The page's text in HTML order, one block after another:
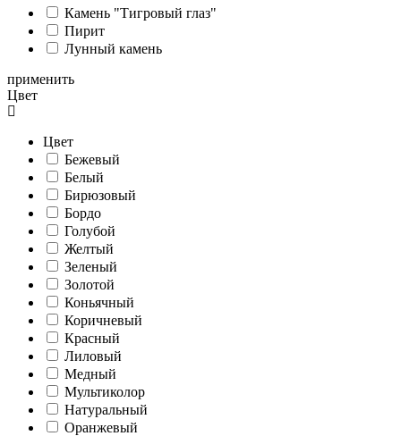
Камень "Тигровый глаз"
Пирит
Лунный камень
применить
Цвет
Цвет
Бежевый
Белый
Бирюзовый
Бордо
Голубой
Желтый
Зеленый
Золотой
Коньячный
Коричневый
Красный
Лиловый
Медный
Мультиколор
Натуральный
Оранжевый